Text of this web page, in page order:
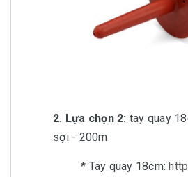
2. Lựa chọn 2: tay quay
sợi - 200m
* Tay quay 18cm: